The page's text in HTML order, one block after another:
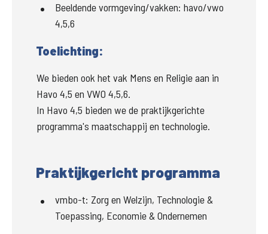
Beeldende vormgeving/vakken: havo/vwo
4,5,6
Toelichting:
We bieden ook het vak Mens en Religie aan in
Havo 4,5 en VWO 4,5,6.
In Havo 4,5 bieden we de praktijkgerichte
programma's maatschappij en technologie.
Praktijkgericht programma
vmbo-t: Zorg en Welzijn, Technologie &
Toepassing, Economie & Ondernemen